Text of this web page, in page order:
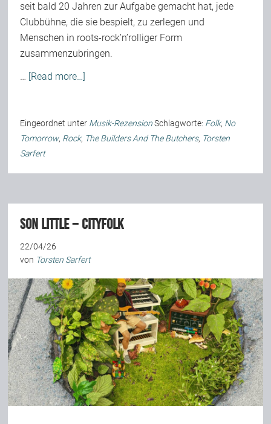
seit bald 20 Jahren zur Aufgabe gemacht hat, jede
Clubbühne, die sie bespielt, zu zerlegen und
Menschen in roots-rock’n’rolliger Form
zusammenzubringen.
… [Read more…]
Eingeordnet unter Musik-Rezension Schlagworte: Folk, No
Tomorrow, Rock, The Builders And The Butchers, Torsten
Sarfert
Son Little – Cityfolk
22/04/26
von Torsten Sarfert